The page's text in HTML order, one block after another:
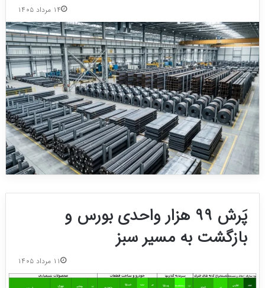
۱۴ مرداد ۱۴۰۵
پَرش ۹۹ هزار واحدی بورس و
بازگشت به مسیر سبز
۱۱ مرداد ۱۴۰۵